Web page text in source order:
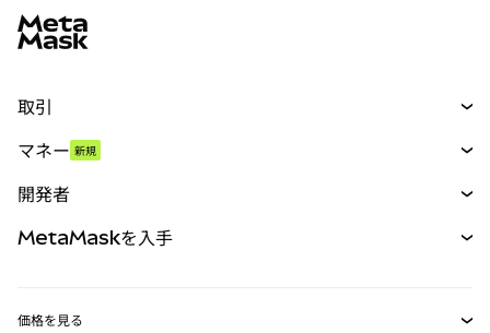
取引
パーペチュアル
RWA
マネー 新規
開発者
MetaMaskを入手
価格を見る